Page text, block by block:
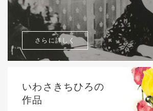
さらに詳しく
いわさきちひろの
作品